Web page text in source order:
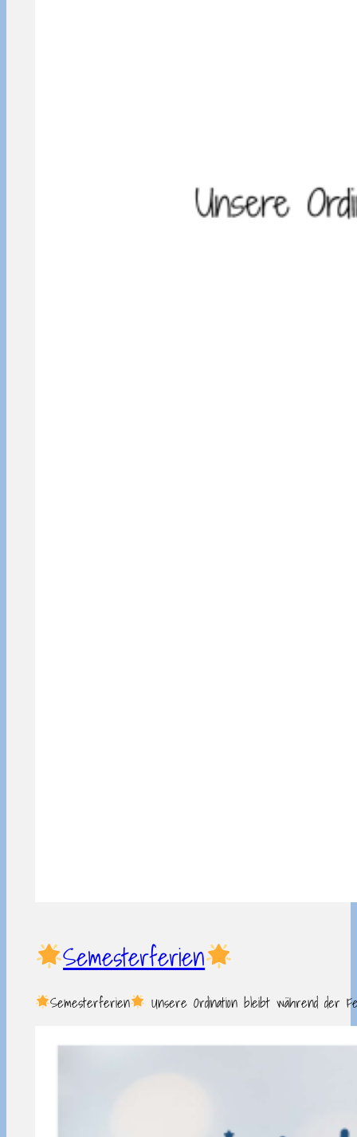
Semesterferien
Semesterferien Unsere Ordination bleibt während der